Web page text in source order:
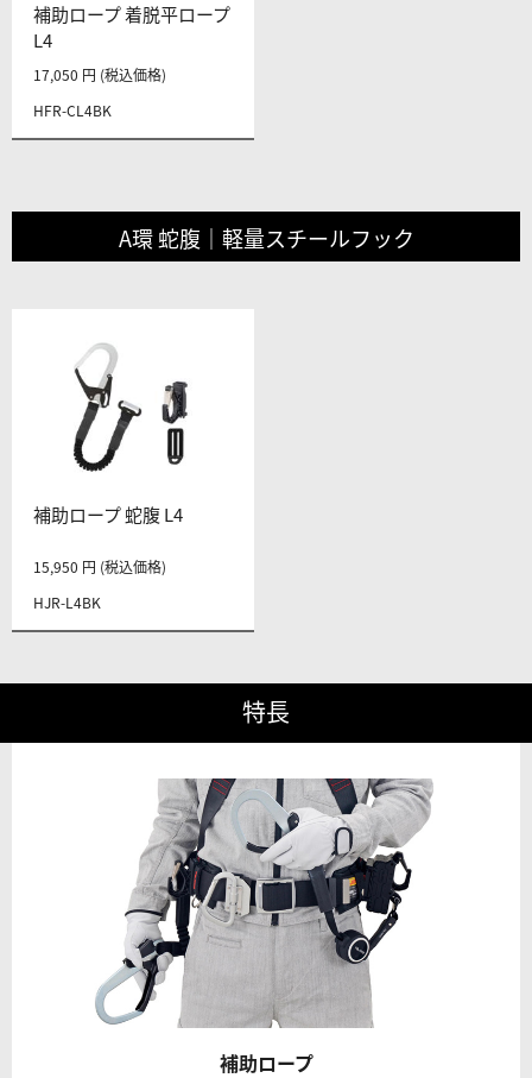
補助ロープ 着脱平ロープ
L4
HFR-CL4BK
17,050 円 (税込価格)
A環 蛇腹｜軽量スチールフック
補助ロープ 蛇腹 L4
HJR-L4BK
15,950 円 (税込価格)
特長
補助ロープ